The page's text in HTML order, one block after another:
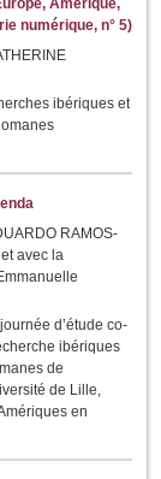
numérique, n° 5)
ibériques et
RAMOS-
avec la
d’étude co-
ibériques
de
de Lille,
en